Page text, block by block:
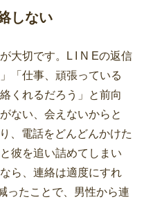
しない
大切です。L I N Eの返信
「仕事、頑張っている
くれるだろう」と前向
ない、会えないからと
、電話をどんどんかけた
彼を追い詰めてしまい
ら、連絡は適度にすれ
ったことで、男性から連